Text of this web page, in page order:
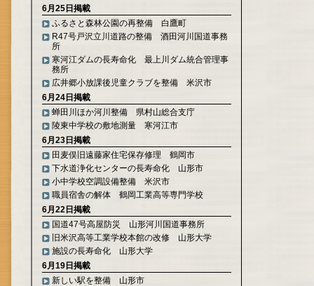
6月25日掲載
ふるさと森林公園の再整備 白鷹町
R47号戸沢立川道路の整備 酒田河川国道事務
所
寒河江ダムの長寿命化 最上川ダム統合管理事
務所
広井郷小放課後児童クラブを整備 米沢市
6月24日掲載
蝉田川ほか河川整備 県村山総合支庁
陵東中学校の敷地測量 寒河江市
6月23日掲載
田麦俣旧遠藤家住宅保存修理 鶴岡市
下水道浄化センターの長寿命化 山形市
小中学校空調設備整備 米沢市
職員宿舎の解体 鶴岡工業高等専門学校
6月22日掲載
国道47号高屋防災 山形河川国道事務所
旧米沢高等工業学校本館の改修 山形大学
施設の長寿命化 山形大学
6月19日掲載
新しい駅を整備 山形市